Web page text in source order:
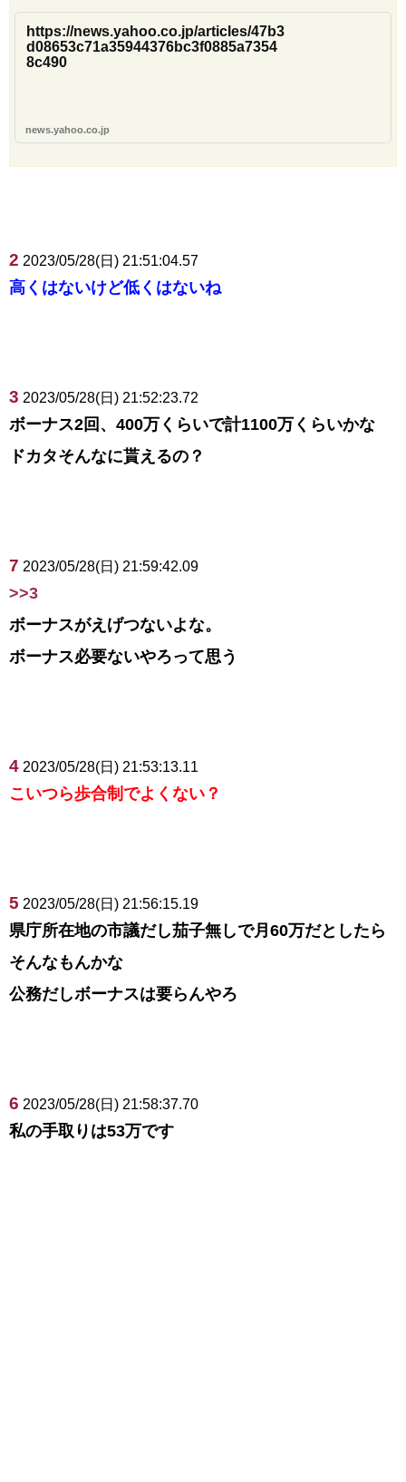
https://news.yahoo.co.jp/articles/47b3
d08653c71a35944376bc3f0885a7354
8c490
news.yahoo.co.jp
2 2023/05/28(日) 21:51:04.57
高くはないけど低くはないね
3 2023/05/28(日) 21:52:23.72
ボーナス2回、400万くらいで計1100万くらいかな
ドカタそんなに貰えるの？
7 2023/05/28(日) 21:59:42.09
>>3
ボーナスがえげつないよな。
ボーナス必要ないやろって思う
4 2023/05/28(日) 21:53:13.11
こいつら歩合制でよくない？
5 2023/05/28(日) 21:56:15.19
県庁所在地の市議だし茄子無しで月60万だとしたら
そんなもんかな
公務だしボーナスは要らんやろ
6 2023/05/28(日) 21:58:37.70
私の手取りは53万です